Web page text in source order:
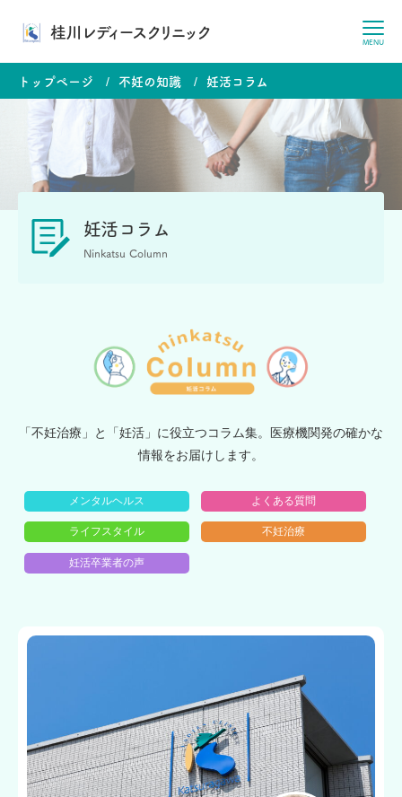
桂川レディースクリニック MENU
トップページ 不妊の知識 妊活コラム
妊活コラム
Ninkatsu Column
「不妊治療」と「妊活」に役立つコラム集。医療機関発の確かな
情報をお届けします。
メンタルヘルス よくある質問
ライフスタイル 不妊治療
妊活卒業者の声